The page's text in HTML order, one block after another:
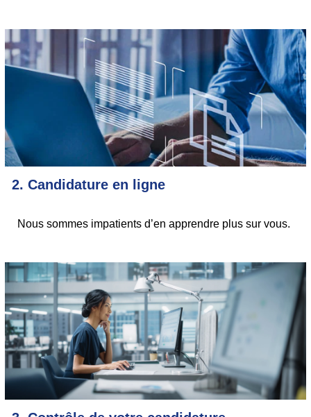
2. Candidature en ligne
Nous sommes impatients d’en apprendre plus sur vous.